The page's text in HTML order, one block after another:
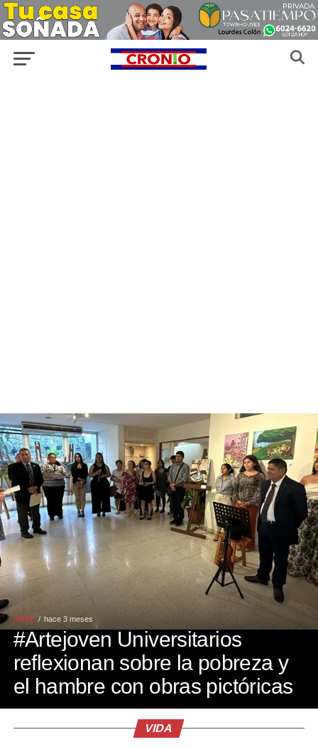
ARTE hace 3 meses
#Artejoven Universitarios
reflexionan sobre la pobreza y
el hambre con obras pictóricas
VIDA